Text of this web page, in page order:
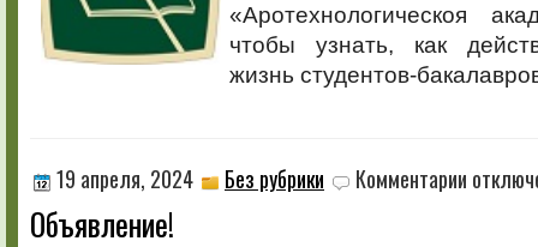
«Аротехнологическоя
чтобы узнать, как
жизнь студентов-
19 апреля, 2024 Без рубрики Комментарии записи
Объявление!